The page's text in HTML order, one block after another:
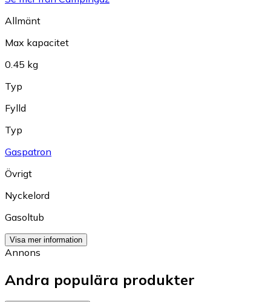
Allmänt
Max kapacitet
0.45 kg
Typ
Fylld
Typ
Gaspatron
Övrigt
Nyckelord
Gasoltub
Visa mer information
Annons
Andra populära produkter